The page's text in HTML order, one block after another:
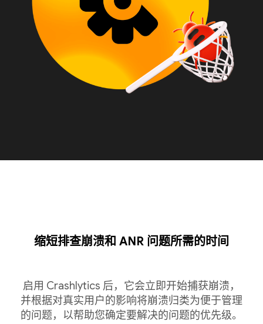
缩短排查崩溃和 ANR 问题所需的时间
启用 Crashlytics 后，它会立即开始捕获崩溃，
并根据对真实用户的影响将崩溃归类为便于管理
的问题，以帮助您确定要解决的问题的优先级。